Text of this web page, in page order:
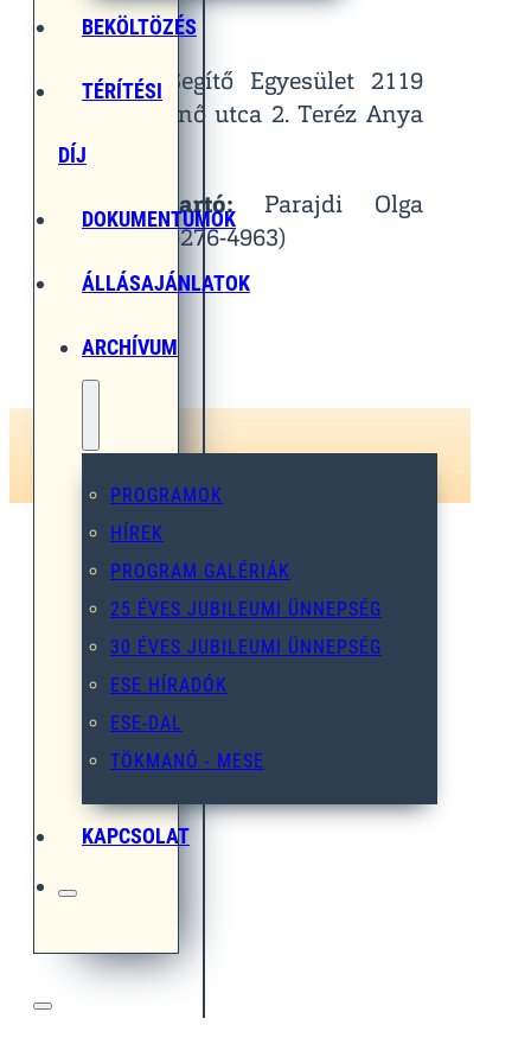
BEKÖLTÖZÉS
TÉRÍTÉSI
DÍJ
DOKUMENTUMOK
ÁLLÁSAJÁNLATOK
ARCHÍVUM
PROGRAMOK
HÍREK
PROGRAM GALÉRIÁK
25 ÉVES JUBILEUMI ÜNNEPSÉG
30 ÉVES JUBILEUMI ÜNNEPSÉG
ESE HÍRADÓK
ESE-DAL
TÖKMANÓ - MESE
KAPCSOLAT
Helyszín:
Egymást Segítő Egyesület 2119
Pécel, Pihenő utca 2. Teréz Anya
Terem
Kapcsolattartó:Parajdi Olga
(Tel.: 06-30-276-4963)